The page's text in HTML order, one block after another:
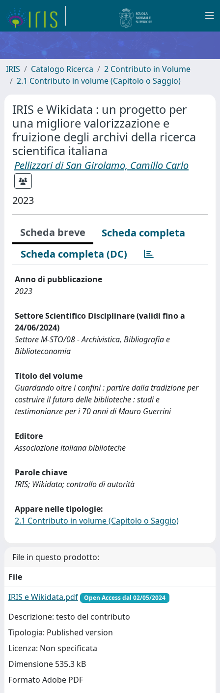
IRIS Catalogo Ricerca
2 Contributo in Volume
2.1 Contributo in volume (Capitolo o Saggio)
IRIS e Wikidata : un progetto per
una migliore valorizzazione e
fruizione degli archivi della ricerca
scientifica italiana
Pellizzari di San Girolamo, Camillo Carlo
2023
Scheda breve
Scheda completa
Scheda completa (DC)
Anno di pubblicazione
2023
Settore Scientifico Disciplinare (validi fino a
24/06/2024)
Settore M-STO/08 - Archivistica, Bibliografia e
Biblioteconomia
Titolo del volume
Guardando oltre i confini : partire dalla tradizione per
costruire il futuro delle biblioteche : studi e
testimonianze per i 70 anni di Mauro Guerrini
Editore
Associazione italiana biblioteche
Parole chiave
IRIS; Wikidata; controllo di autorità
Appare nelle tipologie:
2.1 Contributo in volume (Capitolo o Saggio)
File in questo prodotto:
File
IRIS e Wikidata.pdf
Open Access dal 02/05/2024
Descrizione: testo del contributo
Tipologia: Published version
Licenza: Non specificata
Dimensione 535.3 kB
Formato Adobe PDF